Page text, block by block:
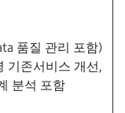
품질 관리 포함)
기존서비스 개선,
분석 포함